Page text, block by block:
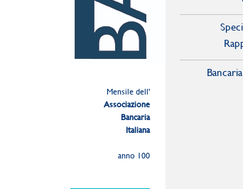
Mensile dell'
Associazione
Bancaria
Italiana
anno 100